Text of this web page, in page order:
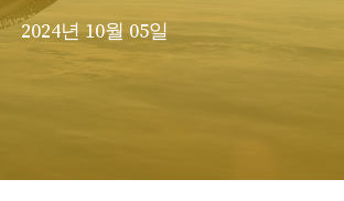
2024년 10월 05일